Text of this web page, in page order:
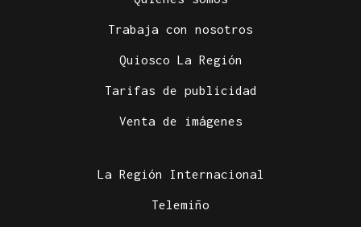
Trabaja con nosotros
Quiosco La Región
Tarifas de publicidad
Venta de imágenes
La Región Internacional
Telemiño